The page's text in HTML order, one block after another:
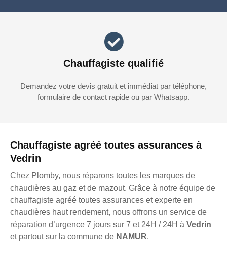
Chauffagiste agréé toutes assurances à
Vedrin
Chez Plomby, nous réparons toutes les marques de
chaudières au gaz et de mazout. Grâce à notre équipe de
chauffagiste agréé toutes assurances et experte en
chaudières haut rendement, nous offrons un service de
réparation d’urgence 7 jours sur 7 et 24H / 24H à Vedrin
et partout sur la commune de NAMUR.
Chauffagiste qualifié
Demandez votre devis gratuit et immédiat par téléphone,
formulaire de contact rapide ou par Whatsapp.